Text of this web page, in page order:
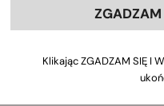
ZGADZAM
Klikając ZGADZAM SIĘ I